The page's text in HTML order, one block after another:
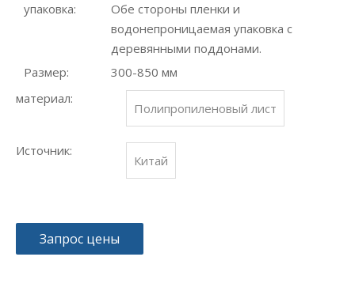
упаковка:
Обе стороны пленки и
водонепроницаемая упаковка с
деревянными поддонами.
Размер:
300-850 мм
материал:
Полипропиленовый лист
Источник:
Китай
Запрос цены